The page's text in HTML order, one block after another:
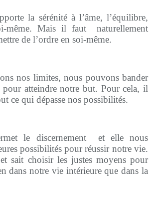
la sérénité à l’âme, l’équilibre,
même. Mais il faut
naturellement
de l’ordre en soi-même.
nos limites, nous pouvons bander
pour atteindre notre but. Pour cela, il
ce qui dépasse nos possibilités.
le discernement
et elle nous
possibilités pour réussir notre vie.
sait choisir les justes moyens pour
dans notre vie intérieure que dans la